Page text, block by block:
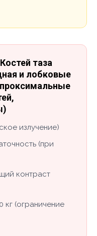
таза
и лобковые
проксимальные
излучение)
(при
контраст
кг (ограничение